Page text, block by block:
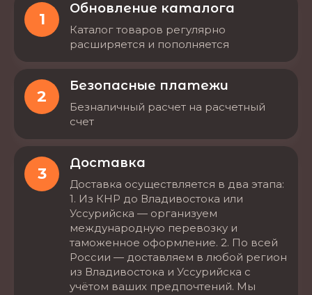
1
Обновление каталога
Каталог товаров регулярно
расширяется и пополняется
2
Безопасные платежи
Безналичный расчет на расчетный
счет
3
Доставка
Доставка осуществляется в два этапа:
1. Из КНР до Владивостока или
Уссурийска — организуем
международную перевозку и
таможенное оформление. 2. По всей
России — доставляем в любой регион
из Владивостока и Уссурийска с
учётом ваших предпочтений. Мы